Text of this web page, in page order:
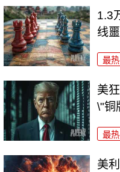
1.3
线
最热
美
\"铜
最热
美